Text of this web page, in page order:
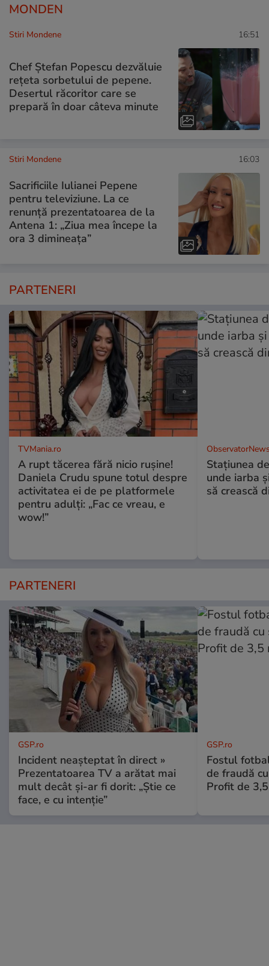
MONDEN
Stiri Mondene 16:51
Chef Ștefan Popescu dezvăluie
rețeta sorbetului de pepene.
Desertul răcoritor care se
prepară în doar câteva minute
Stiri Mondene 16:03
Sacrificiile Iulianei Pepene
pentru televiziune. La ce
renunță prezentatoarea de la
Antena 1: „Ziua mea începe la
ora 3 dimineața”
PARTENERI
TVMania.ro
A rupt tăcerea fără nicio rușine!
Daniela Crudu spune totul despre
activitatea ei de pe platformele
pentru adulți: „Fac ce vreau, e
wow!”
Stațiunea
unde iarba
să crească
PARTENERI
GSP.ro
Incident neașteptat în direct »
Prezentatoarea TV a arătat mai
mult decât și-ar fi dorit: „Știe ce
face, e cu intenție”
GSP.ro
Fostul
de fraudă
Profit de